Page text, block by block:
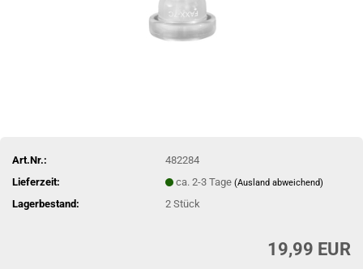
Art.Nr.:
482284
Lieferzeit:
ca. 2-3 Tage(Ausland abweichend)
Lagerbestand: 2Stück
19,99 EUR